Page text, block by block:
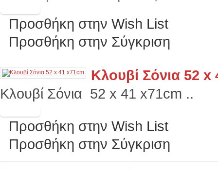
Προσθήκη στην Wish List
Προσθήκη στην Σύγκριση
Κλουβί Σόνια 52 x
Κλουβί Σόνια 52 x 41 x71cm ..
Προσθήκη στην Wish List
Προσθήκη στην Σύγκριση